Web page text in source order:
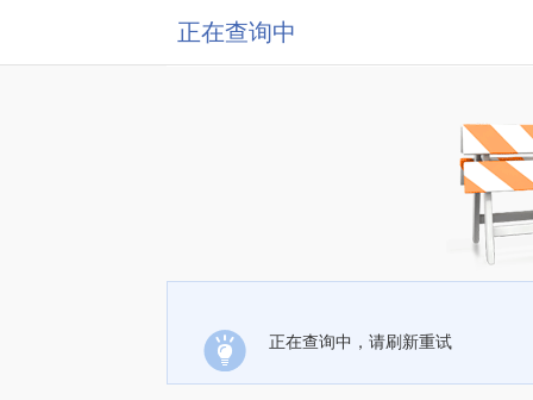
正在查询中
正在查询中，请刷新重试